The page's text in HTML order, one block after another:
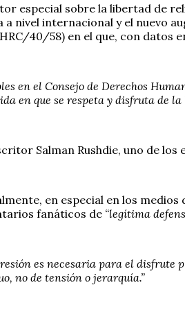
especial sobre la libertad de
a nivel internacional y el nuevo
40/58) en el que, con datos
en el Consejo de Derechos
en que se respeta y disfruta de
Salman Rushdie, uno de
en especial en los
fanáticos de “legítima
es necesaria para el disfrute
no de tensión o jerarquía.”